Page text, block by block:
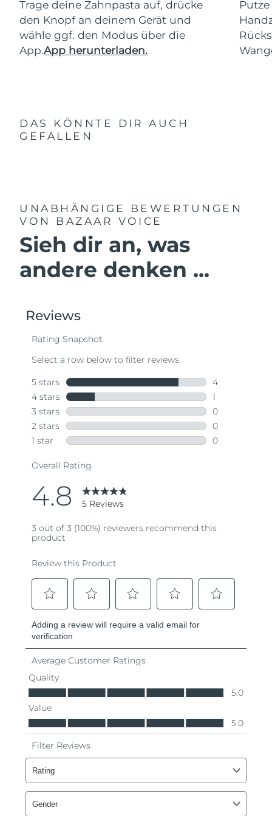
Trage deine Zahnpasta auf, drücke
den Knopf an deinem Gerät und
wähle ggf. den Modus über die
App.App herunterladen.
DAS KÖNNTE DIR AUCH
GEFALLEN
UNABHÄNGIGE BEWERTUNGEN
VON BAZAAR VOICE
Sieh dir an, was
andere denken ...